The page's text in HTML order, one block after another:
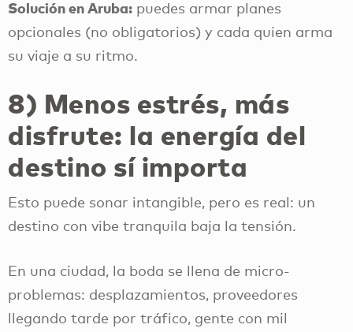
Solución en Aruba: puedes armar planes
opcionales (no obligatorios) y cada quien arma
su viaje a su ritmo.
8) Menos estrés, más
disfrute: la energía del
destino sí importa
Esto puede sonar intangible, pero es real: un
destino con vibe tranquila baja la tensión.
En una ciudad, la boda se llena de micro-
problemas: desplazamientos, proveedores
llegando tarde por tráfico, gente con mil